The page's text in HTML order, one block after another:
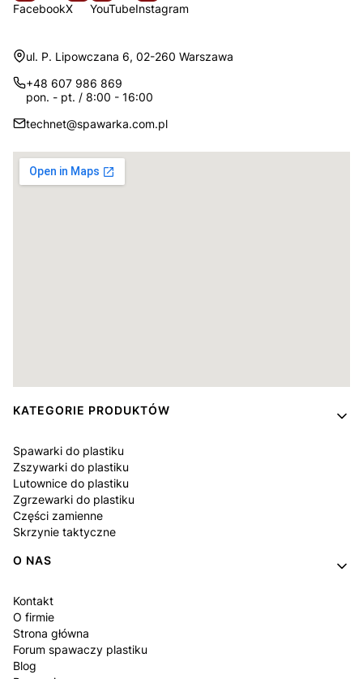
FacebookX YouTubeInstagram
Adres:
ul. P. Lipowczana 6, 02-260 Warszawa
+48 607 986 869
pon. - pt. / 8:00 - 16:00
technet@spawarka.com.pl
Linki w stopce
KATEGORIE PRODUKTÓW
Spawarki do plastiku
Zszywarki do plastiku
Lutownice do plastiku
Zgrzewarki do plastiku
Części zamienne
Skrzynie taktyczne
O NAS
Kontakt
O firmie
Strona główna
Forum spawaczy plastiku
Blog